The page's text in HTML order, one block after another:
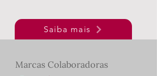
Saiba mais
Marcas Colaboradoras